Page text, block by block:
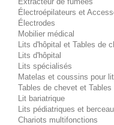
Électroépilateurs et
Électrodes
Mobilier médical
Lits d'hôpital et Tables de
Lits d'hôpital
Lits spécialisés
Matelas et coussins pour
Tables de chevet et Tables
Lit bariatrique
Lits pédiatriques et
Chariots multifonctions